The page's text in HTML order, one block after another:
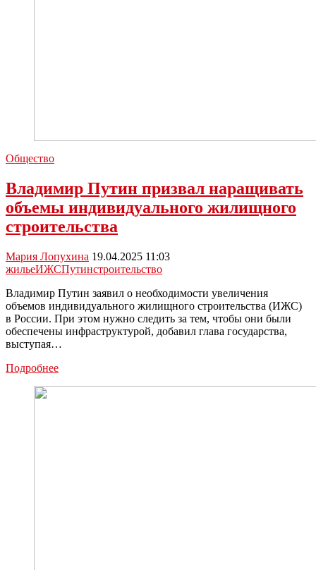
Общество
Владимир Путин призвал наращивать
объемы индивидуального жилищного
строительства
Мария Лопухина 19.04.2025 11:03
жильеИЖСПутинстроительство
Владимир Путин заявил о необходимости увеличения
объемов индивидуального жилищного строительства (ИЖС)
в России. При этом нужно следить за тем, чтобы они были
обеспечены инфраструктурой, добавил глава государства,
выступая…
ПодробнееВладимир